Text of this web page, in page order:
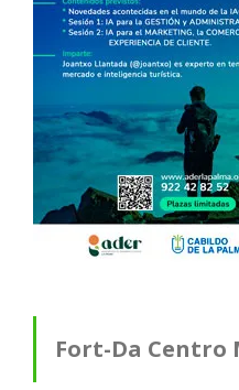
Fort-Da Centro